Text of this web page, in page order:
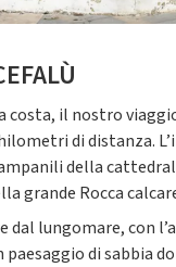
costa, il nostro
di distanza.
della
grande Rocca
dal lungomare, con
paesaggio di sabbia